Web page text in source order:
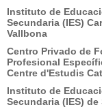
Instituto de
Secundaria (IES)
Vallbona
Centro Privado de
Profesional
Centre d'Estudis
Instituto de
Secundaria (IES) de